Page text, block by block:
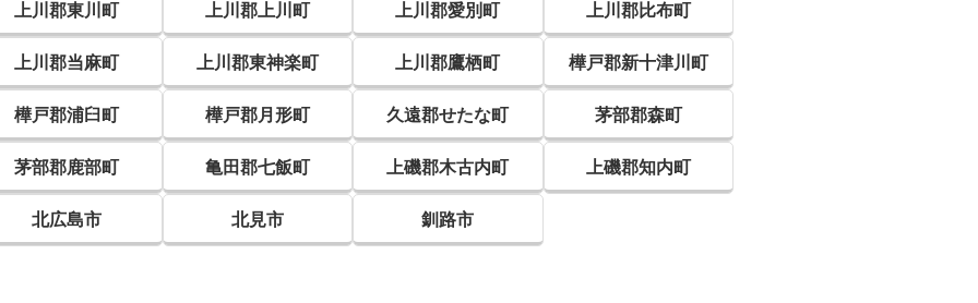
上川郡東川町 上川郡上川町 上川郡愛別町 上川郡比布町
上川郡当麻町 上川郡東神楽町 上川郡鷹栖町 樺戸郡新十津川町
樺戸郡浦臼町 樺戸郡月形町 久遠郡せたな町 茅部郡森町
茅部郡鹿部町 亀田郡七飯町 上磯郡木古内町 上磯郡知内町
北広島市 北見市 釧路市